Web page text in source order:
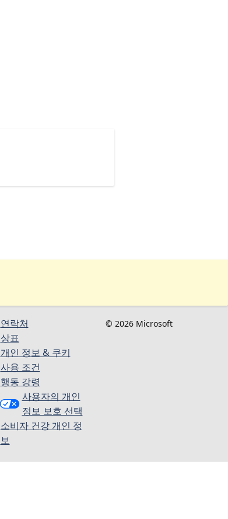
연락처
상표
개인 정보 & 쿠키
사용 조건
행동 강령
사용자의 개인
정보 보호 선택
소비자 건강 개인 정
보
© 2026 Microsoft